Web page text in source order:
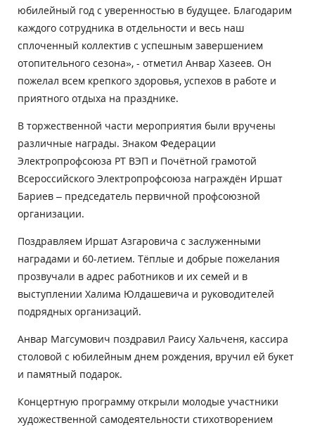
юбилейный год с уверенностью в будущее. Благодарим
каждого сотрудника в отдельности и весь наш
сплоченный коллектив с успешным завершением
отопительного сезона», - отметил Анвар Хазеев. Он
пожелал всем крепкого здоровья, успехов в работе и
приятного отдыха на празднике.
В торжественной части мероприятия были вручены
различные награды. Знаком Федерации
Электропрофсоюза РТ ВЭП и Почётной грамотой
Всероссийского Электропрофсоюза награждён Иршат
Бариев – председатель первичной профсоюзной
организации.
Поздравляем Иршат Азгаровича с заслуженными
наградами и 60-летием. Тёплые и добрые пожелания
прозвучали в адрес работников и их семей и в
выступлении Халима Юлдашевича и руководителей
подрядных организаций.
Анвар Магсумович поздравил Раису Хальченя, кассира
столовой с юбилейным днем рождения, вручил ей букет
и памятный подарок.
Концертную программу открыли молодые участники
художественной самодеятельности стихотворением